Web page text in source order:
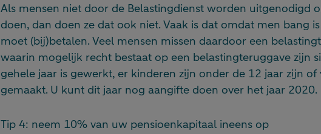
Als mensen niet door de Belastingdienst worden uitgenodigd
doen, dan doen ze dat ook niet. Vaak is dat omdat men bang
moet (bij)betalen. Veel mensen missen daardoor een
waarin mogelijk recht bestaat op een belastingteruggave zijn
gehele jaar is gewerkt, er kinderen zijn onder de 12 jaar zijn of
gemaakt. U kunt dit jaar nog aangifte doen over het jaar 2020.
Tip 4: neem 10% van uw pensioenkapitaal ineens op